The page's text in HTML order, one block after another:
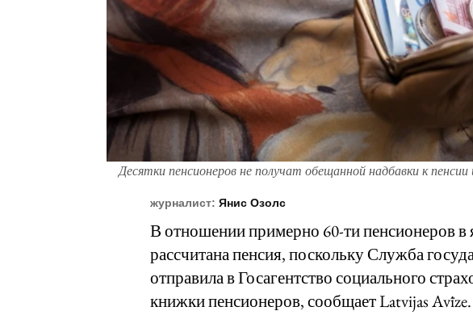
Десятки пенсионеров не получат обещанной надбавки к
журналист: Янис Озолс
В отношении примерно 60-ти пенсионеров в
рассчитана пенсия, поскольку Служба
отправила в Госагентство социального
книжки пенсионеров, сообщает Latvijas Avīze.